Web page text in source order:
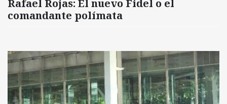
Rafael Rojas: El nuevo Fidel o el
comandante polímata